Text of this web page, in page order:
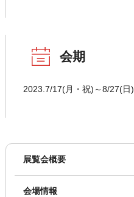
会期
2023.7/17(月・祝)～8/27(日)
展覧会概要
会場情報